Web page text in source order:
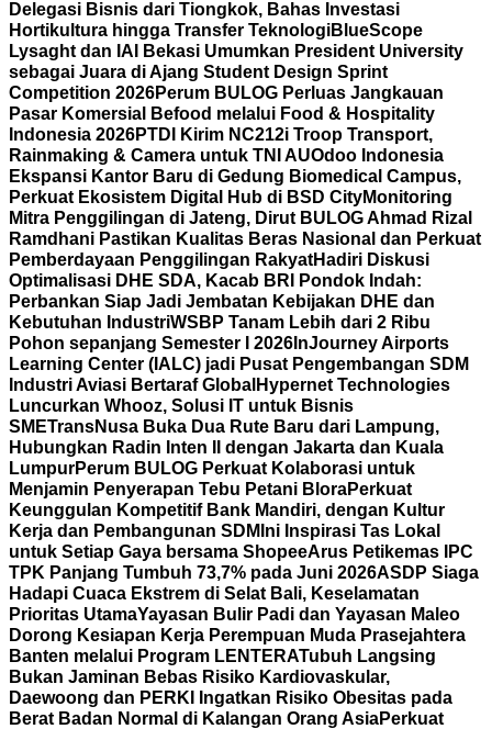
Delegasi Bisnis dari Tiongkok, Bahas Investasi
Hortikultura hingga Transfer TeknologiBlueScope
Lysaght dan IAI Bekasi Umumkan President University
sebagai Juara di Ajang Student Design Sprint
Competition 2026Perum BULOG Perluas Jangkauan
Pasar Komersial Befood melalui Food & Hospitality
Indonesia 2026PTDI Kirim NC212i Troop Transport,
Rainmaking & Camera untuk TNI AUOdoo Indonesia
Ekspansi Kantor Baru di Gedung Biomedical Campus,
Perkuat Ekosistem Digital Hub di BSD CityMonitoring
Mitra Penggilingan di Jateng, Dirut BULOG Ahmad Rizal
Ramdhani Pastikan Kualitas Beras Nasional dan Perkuat
Pemberdayaan Penggilingan RakyatHadiri Diskusi
Optimalisasi DHE SDA, Kacab BRI Pondok Indah:
Perbankan Siap Jadi Jembatan Kebijakan DHE dan
Kebutuhan IndustriWSBP Tanam Lebih dari 2 Ribu
Pohon sepanjang Semester I 2026 InJourney Airports
Learning Center (IALC) jadi Pusat Pengembangan SDM
Industri Aviasi Bertaraf Global Hypernet Technologies
Luncurkan Whooz, Solusi IT untuk Bisnis
SMETransNusa Buka Dua Rute Baru dari Lampung,
Hubungkan Radin Inten II dengan Jakarta dan Kuala
LumpurPerum BULOG Perkuat Kolaborasi untuk
Menjamin Penyerapan Tebu Petani BloraPerkuat
Keunggulan Kompetitif Bank Mandiri, dengan Kultur
Kerja dan Pembangunan SDM Ini Inspirasi Tas Lokal
untuk Setiap Gaya bersama ShopeeArus Petikemas IPC
TPK Panjang Tumbuh 73,7% pada Juni 2026ASDP Siaga
Hadapi Cuaca Ekstrem di Selat Bali, Keselamatan
Prioritas UtamaYayasan Bulir Padi dan Yayasan Maleo
Dorong Kesiapan Kerja Perempuan Muda Prasejahtera
Banten melalui Program LENTERATubuh Langsing
Bukan Jaminan Bebas Risiko Kardiovaskular,
Daewoong dan PERKI Ingatkan Risiko Obesitas pada
Berat Badan Normal di Kalangan Orang AsiaPerkuat